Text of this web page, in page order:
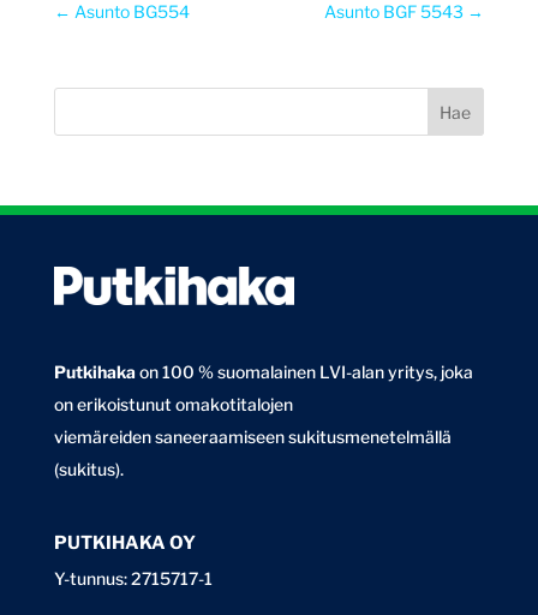
← Asunto BG554 Asunto BGF 5543 →
Putkihakaon 100 % suomalainen LVI-alan yritys, joka
on erikoistunut omakotitalojen
viemäreiden saneeraamiseen sukitusmenetelmällä
(sukitus).
PUTKIHAKA OY
Y-tunnus: 2715717-1